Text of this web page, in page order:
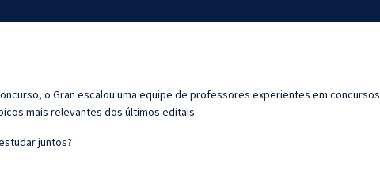
o Gran escalou uma equipe de professores experientes em concursos
mais relevantes dos últimos editais.
juntos?